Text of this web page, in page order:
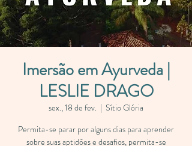
Imersão em Ayurveda |
LESLIE DRAGO
sex., 18 de fev.
  |
Sítio Glória
Permita-se parar por alguns dias para aprender
sobre suas aptidões e desafios, permita-se